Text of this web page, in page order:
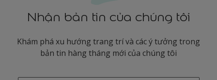
Nhận bản tin của chúng tôi
Khám phá xu hướng trang trí và các ý tưởng trong
bản tin hàng tháng mới của chúng tôi